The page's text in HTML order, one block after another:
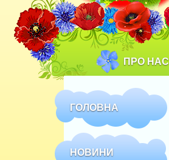
ПРО НАС
ГОЛОВНА
НОВИНИ